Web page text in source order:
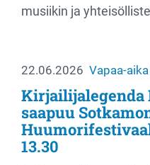
musiikin ja
22.06.2026 Vapaa-
saapuu
13.30